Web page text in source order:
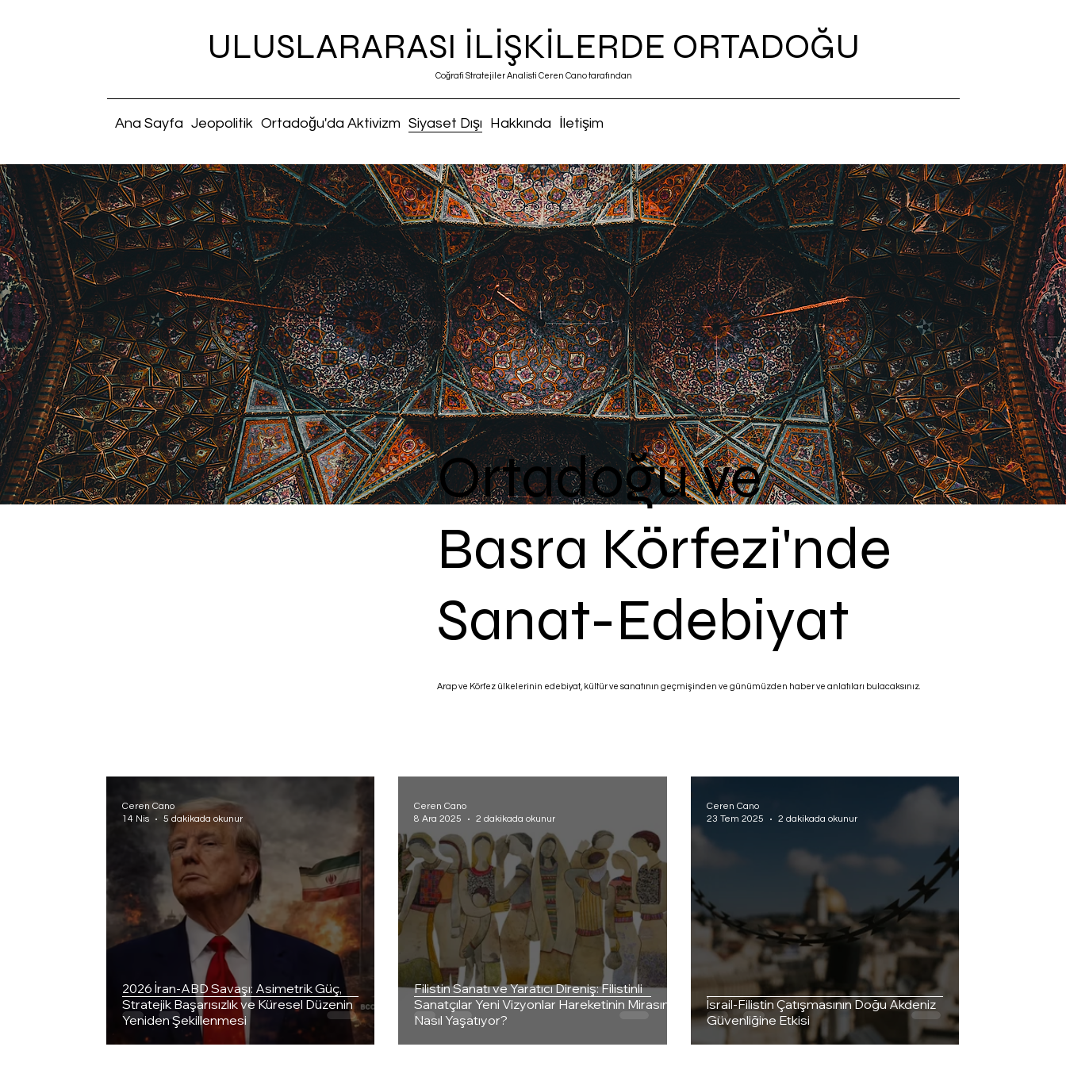
ULUSLARARASI İLİŞKİLERDE ORTADOĞU
Coğrafi Stratejiler Analisti Ceren Cano tarafından
Ana Sayfa Jeopolitik Ortadoğu'da Aktivizm Siyaset Dışı Hakkında İletişim
Ortadoğu ve
Basra Körfezi'nde
Sanat-Edebiyat
Arap ve Körfez ülkelerinin edebiyat, kültür ve sanatının geçmişinden ve günümüzden haber ve anlatıları bulacaksınız.
2026 İran-ABD Savaşı: Asimetrik Güç,
Stratejik Başarısızlık ve Küresel Düzenin
Yeniden Şekillenmesi
Ceren Cano
14 Nis
5 dakikada okunur
Filistin Sanatı ve Yaratıcı Direniş: Filistinli
Sanatçılar Yeni Vizyonlar Hareketinin Mirasını
Nasıl Yaşatıyor?
Ceren Cano
8 Ara 2025
2 dakikada okunur
İsrail-Filistin Çatışmasının Doğu Akdeniz
Güvenliğine Etkisi
Ceren Cano
23 Tem 2025
2 dakikada okunur